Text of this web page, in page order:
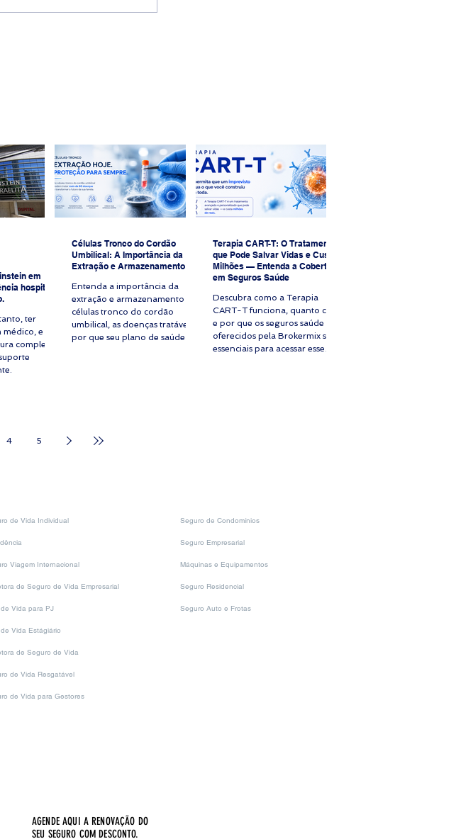
em
hospitalar
ter
e sim
completa,
Células Tronco do Cordão
Umbilical: A Importância da
Extração e Armazenamento
Entenda a importância da
extração e armazenamento de
células tronco do cordão
umbilical, as doenças tratáveis e
por que seu plano de saúde
armazenamento do cordão
Terapia CART-T: O Tratamento
que Pode Salvar Vidas e Custa
Milhões — Entenda a Cobertura
em Seguros Saúde
Descubra como a Terapia
CART-T funciona, quanto custa
e por que os seguros saúde
oferecidos pela Brokermix são
essenciais para acessar esse
4 5
de Vida Individual
Viagem Internacional
de Seguro de Vida Empresarial
Vida para PJ
Vida Estágiário
de Seguro de Vida
de Vida Resgatável
de Vida para Gestores
Seguro de Condomínios
Seguro Empresarial
Máquinas e Equipamentos
Seguro Residencial
Seguro Auto e Frotas
AGENDE AQUI A RENOVAÇÃO DO
SEU SEGURO COM DESCONTO.